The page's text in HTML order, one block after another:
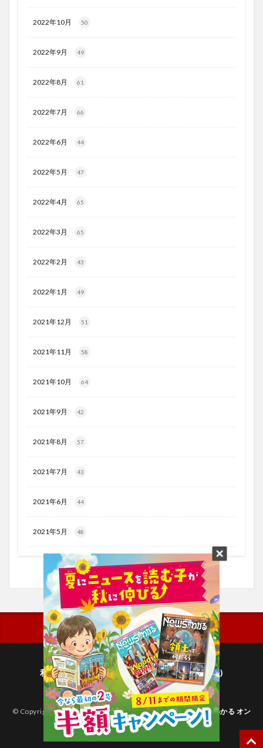
2022年10月 50
2022年9月 49
2022年8月 61
2022年7月 66
2022年6月 44
2022年5月 47
2022年4月 65
2022年3月 65
2022年2月 43
2022年1月 49
2021年12月 51
2021年11月 58
2021年10月 64
2021年9月 42
2021年8月 57
2021年7月 43
2021年6月 44
2021年5月 48
利用規約
プライバシーポリシー(毎日新聞出版)
個人情報について(毎日新聞社)
© Copyright 2026子どものためのニュース雑誌「ニュースがわかる オン
ライン」.